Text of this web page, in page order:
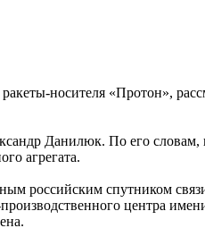
носителя «Протон»,
Данилюк. По его словам,
агрегата.
российским спутником
центра